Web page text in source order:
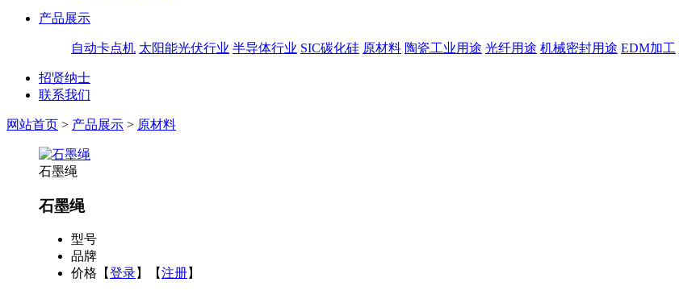
产品展示
自动卡点机 太阳能光伏行业 半导体行业 SIC碳化硅 原材料 陶瓷工业用途 光纤用途 机械密封用途 EDM加工
招贤纳士
联系我们
网站首页 > 产品展示 > 原材料
石墨绳
石墨绳
型号
品牌
价格 【登录】【注册】